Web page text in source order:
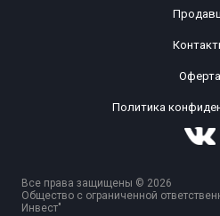
Оферта
Политика
Все права защищены © 2026
Общество с ограниченной
Инвест"